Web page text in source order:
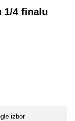
1/4 finalu
izbor